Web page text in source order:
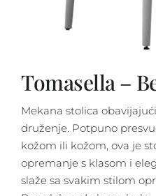
Tomasella –
Mekana stolica
druženje. Potpuno
kožom ili kožom, ova je
opremanje s klasom i
slaže sa svakim stilom